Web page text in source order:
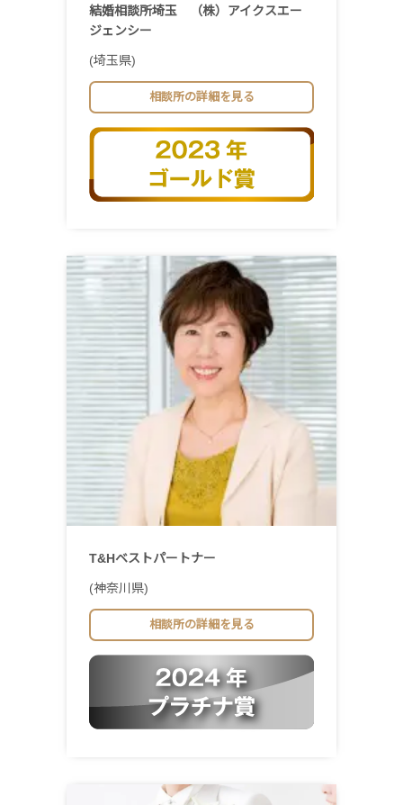
結婚相談所埼玉 （株）アイクスエー
ジェンシー
(埼玉県)
相談所の詳細を見る
T&Hベストパートナー
(神奈川県)
相談所の詳細を見る